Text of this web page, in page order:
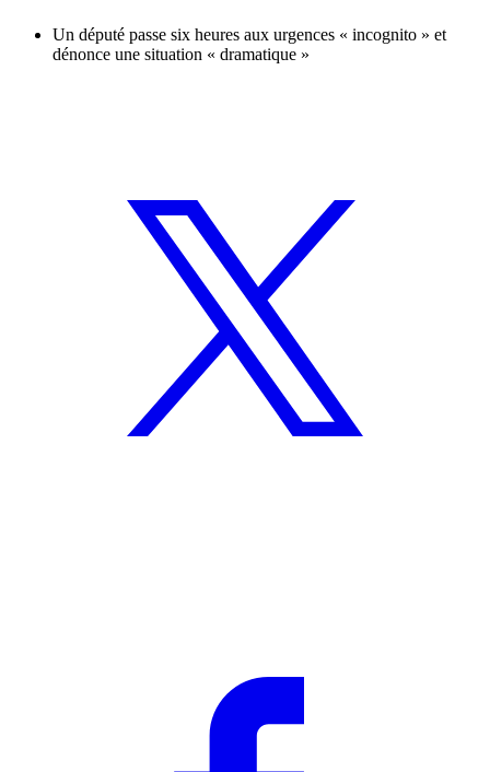
Un député passe six heures aux urgences « incognito » et
dénonce une situation « dramatique »